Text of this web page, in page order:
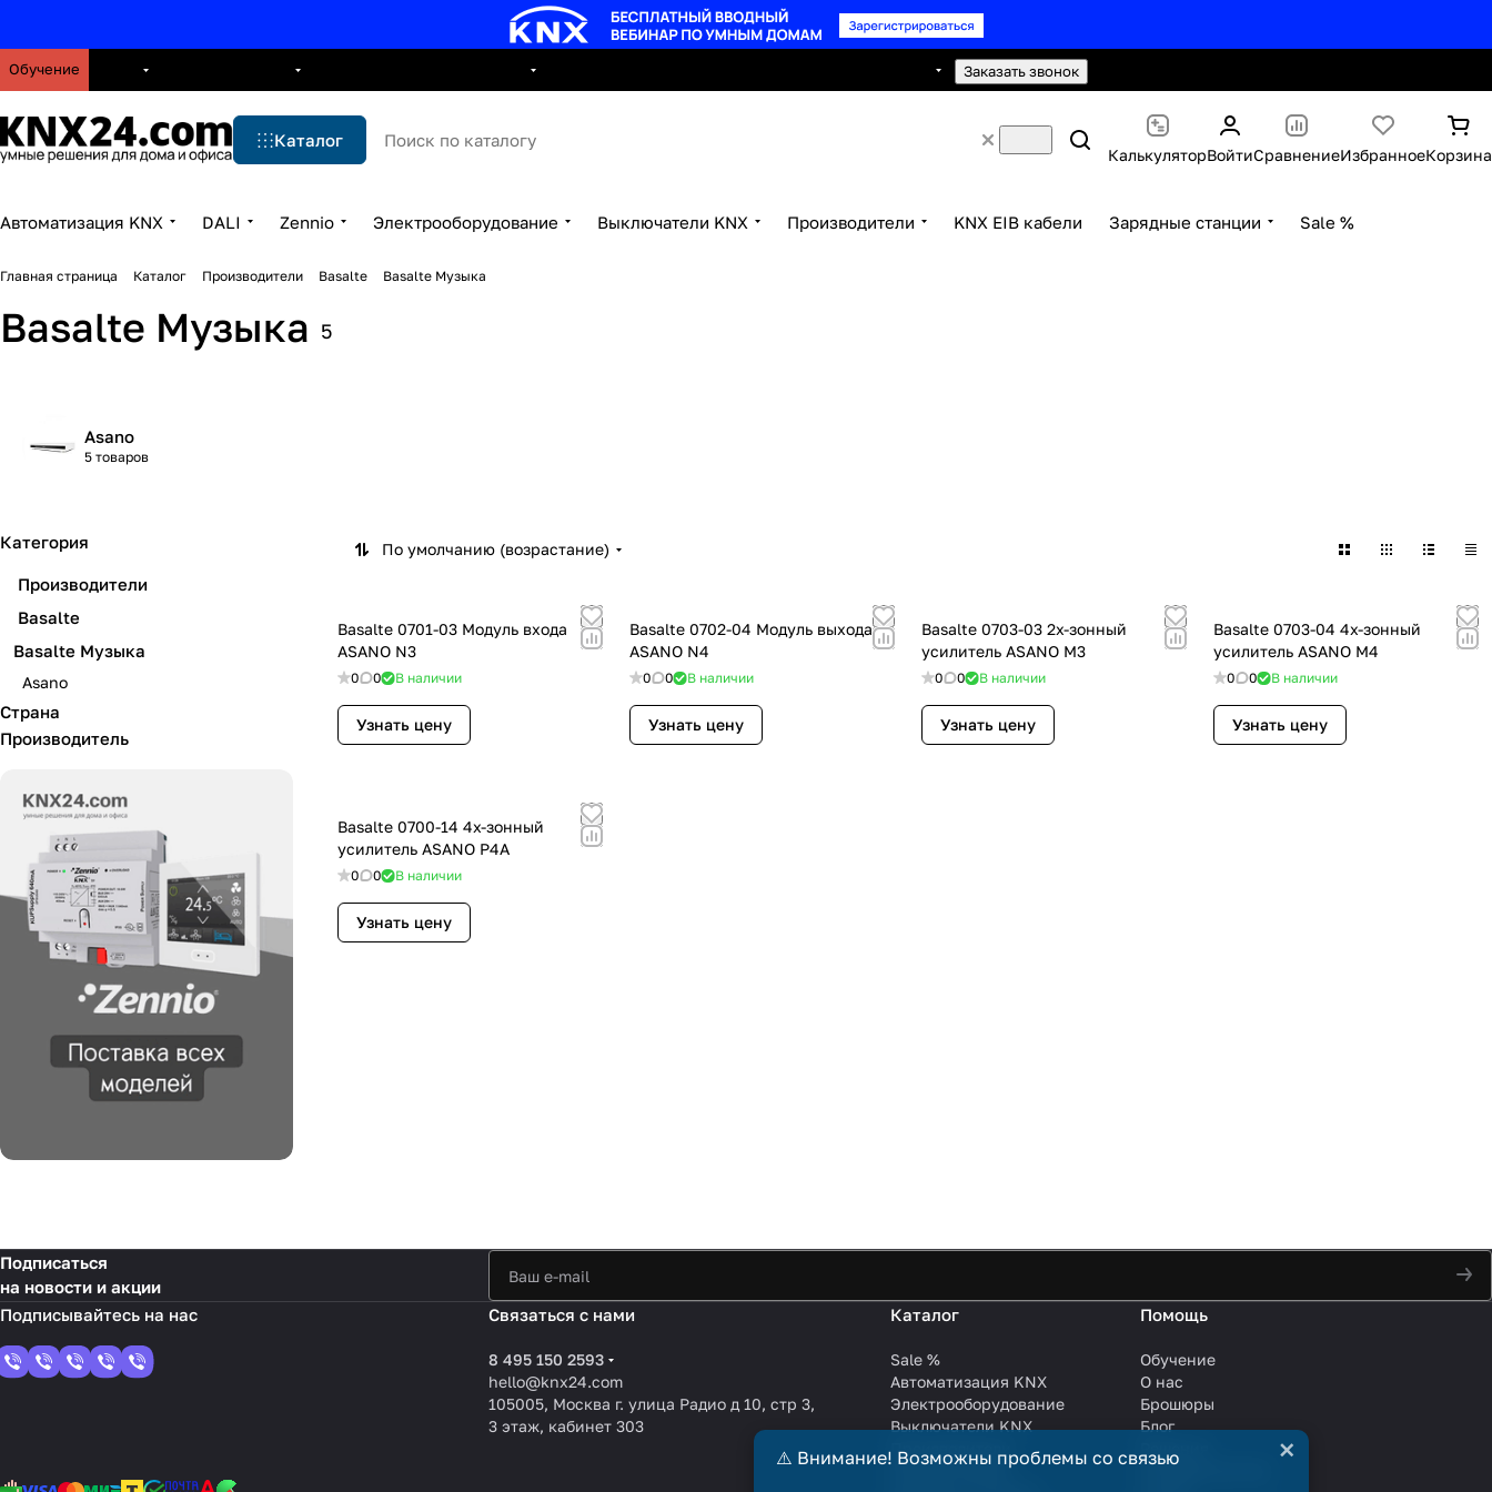
Обучение Заказать звонок
Каталог
КалькуляторВойтиСравнениеИзбранноеКорзина
Автоматизация KNX DALI Zennio Электрооборудование Выключатели KNX Производители KNX EIB кабели Зарядные станции Sale %
Главная страница Каталог Производители Basalte Basalte Музыка
Basalte Музыка 5
Asano
5 товаров
По умолчанию (возрастание)
Basalte 0701-03 Модуль входа
ASANO N3
0 0 В наличии
Узнать цену
Basalte 0702-04 Модуль выхода
ASANO N4
0 0 В наличии
Узнать цену
Basalte 0703-03 2х-зонный
усилитель ASANO M3
0 0 В наличии
Узнать цену
Basalte 0703-04 4х-зонный
усилитель ASANO M4
0 0 В наличии
Узнать цену
Basalte 0700-14 4х-зонный
усилитель ASANO P4A
0 0 В наличии
Узнать цену
Категория
Производители
Basalte
Basalte Музыка
Asano
Страна
Производитель
Подписаться
на новости и акции
Связаться с нами
8 495 150 2593
hello@knx24.com
105005, Москва г. улица Радио д 10, стр 3,
3 этаж, кабинет 303
Каталог
Sale %
Автоматизация KNX
Электрооборудование
Выключатели KNX
Производители
KNX EIB кабели
Помощь
Обучение
О нас
Брошюры
Блог
Сотрудничество
⚠️ Внимание! Возможны проблемы со связью
×